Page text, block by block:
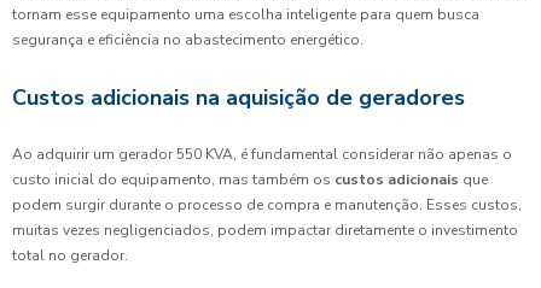
tornam esse equipamento uma escolha inteligente para quem busca
segurança e eficiência no abastecimento energético.
Custos adicionais na aquisição de geradores
Ao adquirir um gerador 550 KVA, é fundamental considerar não apenas o
custo inicial do equipamento, mas também os custos adicionais que
podem surgir durante o processo de compra e manutenção. Esses custos,
muitas vezes negligenciados, podem impactar diretamente o investimento
total no gerador.